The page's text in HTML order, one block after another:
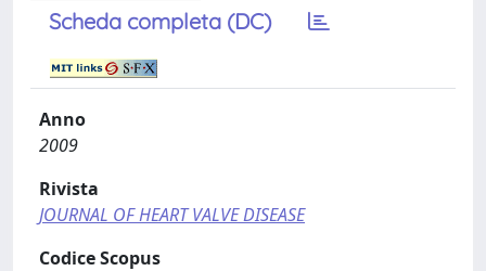
Scheda completa (DC)
Anno
2009
Rivista
JOURNAL OF HEART VALVE DISEASE
Codice Scopus